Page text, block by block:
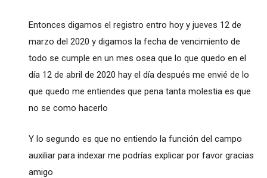
Entonces digamos el registro entro hoy y jueves 12 de
marzo del 2020 y digamos la fecha de vencimiento de
todo se cumple en un mes osea que lo que quedo en el
día 12 de abril de 2020 hay el día después me envié de lo
que quedo me entiendes que pena tanta molestia es que
no se como hacerlo
Y lo segundo es que no entiendo la función del campo
auxiliar para indexar me podrías explicar por favor gracias
amigo